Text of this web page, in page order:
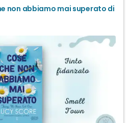
non abbiamo mai superato di